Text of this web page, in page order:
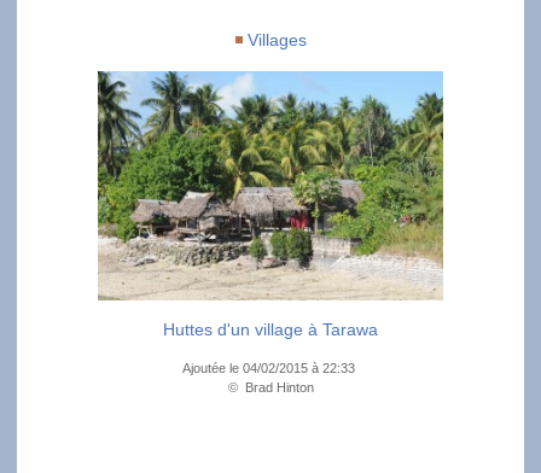
Villages
Huttes d'un village à Tarawa
Ajoutée le 04/02/2015 à 22:33
© Brad Hinton